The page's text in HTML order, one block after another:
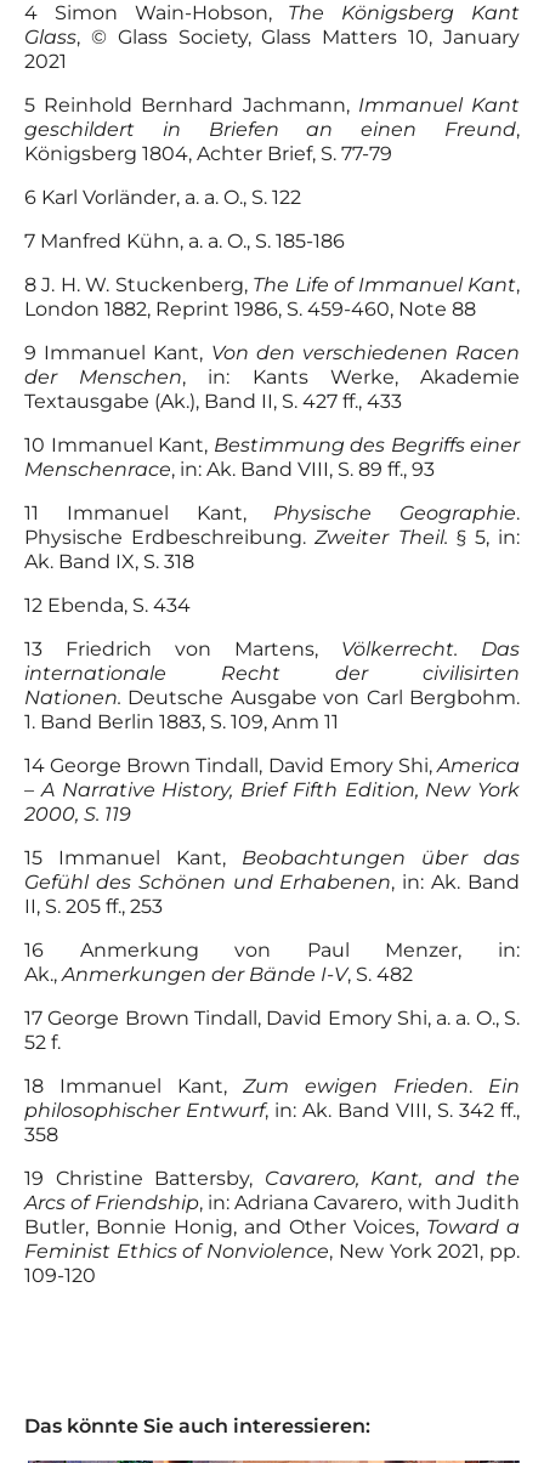
4 Simon Wain-Hobson, The Königsberg Kant
Glass, © Glass Society, Glass Matters 10, January
2021
5 Reinhold Bernhard Jachmann,Immanuel Kant
geschildert in Briefen an einen Freund,
Königsberg 1804, Achter Brief, S. 77-79
6 Karl Vorländer, a. a. O., S. 122
7 Manfred Kühn, a. a. O., S. 185-186
8 J. H. W. Stuckenberg, The Life of Immanuel Kant,
London 1882, Reprint 1986, S. 459-460, Note 88
9 Immanuel Kant, Von den verschiedenen Racen
der Menschen, in: Kants Werke, Akademie
Textausgabe (Ak.), Band II, S. 427 ff., 433
10 Immanuel Kant, Bestimmung des Begriffs einer
Menschenrace, in: Ak. Band VIII, S. 89 ff., 93
11 Immanuel Kant, Physische Geographie.
Physische Erdbeschreibung.Zweiter Theil. § 5, in:
Ak. Band IX, S. 318
12 Ebenda, S. 434
13 Friedrich von Martens, Völkerrecht. Das
internationale Recht der civilisirten
Nationen. Deutsche Ausgabe von Carl Bergbohm.
1. Band Berlin 1883, S. 109, Anm 11
14 George Brown Tindall, David Emory Shi,America
– A Narrative History, Brief Fifth Edition, New York
2000, S. 119
15 Immanuel Kant, Beobachtungen über das
Gefühl des Schönen und Erhabenen, in: Ak. Band
II, S. 205 ff., 253
16 Anmerkung von Paul Menzer, in:
Ak.,Anmerkungen der Bände I-V, S. 482
17 George Brown Tindall, David Emory Shi, a. a. O., S.
52 f.
18 Immanuel Kant, Zum ewigen Frieden. Ein
philosophischer Entwurf, in: Ak. Band VIII, S. 342 ff.,
358
19 Christine Battersby, Cavarero, Kant, and the
Arcs of Friendship, in: Adriana Cavarero, with Judith
Butler, Bonnie Honig, and Other Voices, Toward a
Feminist Ethics of Nonviolence, New York 2021, pp.
109-120
Das könnte Sie auch interessieren: